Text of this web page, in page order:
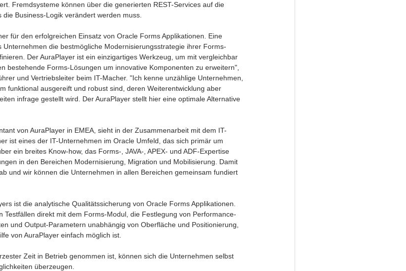
Fremdsysteme können über die generierten REST-Services auf die
Business-Logik verändert werden muss.
für den erfolgreichen Einsatz von Oracle Forms Applikationen. Eine
die bestmögliche Modernisierungsstrategie ihrer Forms-
Der AuraPlayer ist ein einzigartiges Werkzeug, um mit vergleichbar
bestehende Forms-Lösungen um innovative Komponenten zu erweitern",
und Vertriebsleiter beim IT-Macher. "Ich kenne unzählige Unternehmen,
funktional ausgereift und robust sind, deren Weiterentwicklung aber
infrage gestellt wird. Der AuraPlayer stellt hier eine optimale Alternative
von AuraPlayer in EMEA, sieht in der Zusammenarbeit mit dem IT-
ist eines der IT-Unternehmen im Oracle Umfeld, das sich primär um
ein breites Know-how, das Forms-, JAVA-, APEX- und ADF-Expertise
in den Bereichen Modernisierung, Migration und Mobilisierung. Damit
und wir können die Unternehmen in allen Bereichen gemeinsam fundiert
ist die analytische Qualitätssicherung von Oracle Forms Applikationen.
Testfällen direkt mit dem Forms-Modul, die Festlegung von Performance-
und Output-Parametern unabhängig von Oberfläche und Positionierung,
von AuraPlayer einfach möglich ist.
Zeit in Betrieb genommen ist, können sich die Unternehmen selbst
überzeugen.